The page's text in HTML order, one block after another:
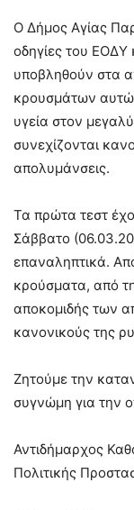
Ο Δήμος Αγίας
οδηγίες του ΕΟΔΥ
υποβληθούν στα
κρουσμάτων
υγεία στον
συνεχίζονται
απολυμάνσεις.
Τα πρώτα τεστ
Σάββατο
επαναληπτικά.
κρούσματα, από
αποκομιδής των
κανονικούς της
Ζητούμε την
συγνώμη για την
Αντιδήμαρχος
Πολιτικής